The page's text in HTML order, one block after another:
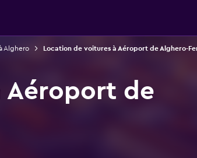
Alghero Location de voitures à Aéroport de Alghero-
Aéroport de